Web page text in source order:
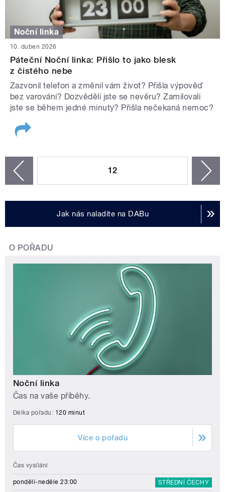
Noční linka
10. duben 2026
Páteční Noční linka: Přišlo to jako blesk
z čistého nebe
Zazvonil telefon a změnil vám život? Přišla výpověď
bez varování? Dozvěděli jste se nevěru? Zamilovali
jste se během jedné minuty? Přišla nečekaná nemoc?
12
Jak nás naladíte na DABu
O POŘADU
Noční linka
Čas na vaše příběhy.
Délka pořadu: 120 minut
Více o pořadu
Čas vysílání
pondělí-neděle 23:00 STŘEDNÍ ČECHY